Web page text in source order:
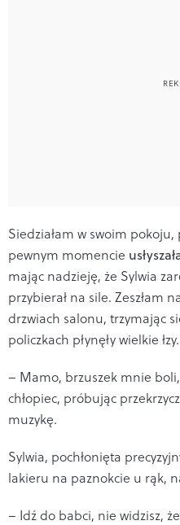
Siedziałam w swoim
pewnym momencie
mając nadzieję, że Sylwia
przybierał na sile. Zeszłam
drzwiach salonu, trzymając
policzkach płynęły wielkie łzy.
– Mamo, brzuszek mnie
chłopiec, próbując
muzykę.
Sylwia, pochłonięta
lakieru na paznokcie u rąk,
– Idź do babci, nie widzisz,